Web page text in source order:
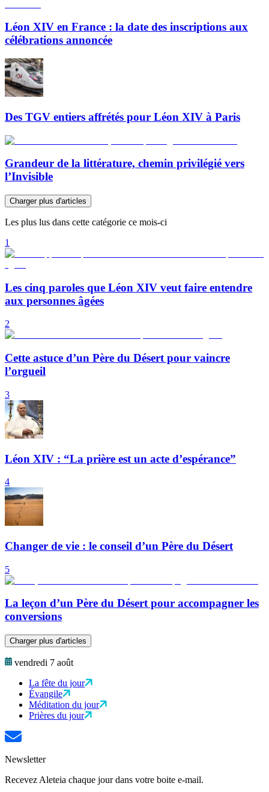
Léon XIV en France : la date des inscriptions aux
célébrations annoncée
Des TGV entiers affrétés pour Léon XIV à Paris
Grandeur de la littérature, chemin privilégié vers
l’Invisible
Charger plus d'articles
Les plus lus dans cette catégorie ce mois-ci
1
Les cinq paroles que Léon XIV veut faire entendre
aux personnes âgées
2
Cette astuce d’un Père du Désert pour vaincre
l’orgueil
3
Léon XIV : “La prière est un acte d’espérance”
4
Changer de vie : le conseil d’un Père du Désert
5
La leçon d’un Père du Désert pour accompagner les
conversions
Charger plus d'articles
vendredi 7 août
La fête du jour
Évangile
Méditation du jour
Prières du jour
Newsletter
Recevez Aleteia chaque jour dans votre boite e-mail.